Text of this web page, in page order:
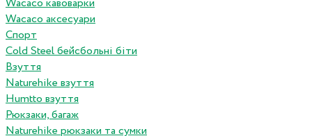
Wacaco кавоварки
Wacaco аксесуари
Спорт
Cold Steel бейсбольні біти
Взуття
Naturehike взуття
Humtto взуття
Рюкзаки, багаж
Naturehike рюкзаки та сумки